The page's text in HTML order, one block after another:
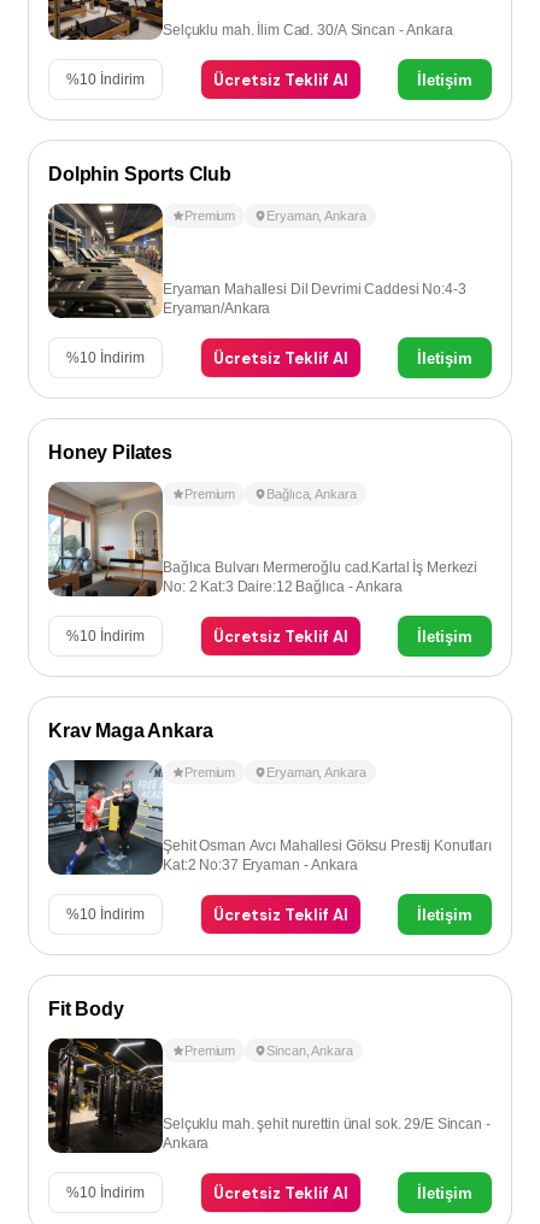
Selçuklu mah. İlim Cad. 30/A Sincan - Ankara
%10 İndirim Ücretsiz Teklif Al İletişim
Dolphin Sports Club
Premium Eryaman,Ankara
Eryaman Mahallesi Dil Devrimi Caddesi No:4-3
Eryaman/Ankara
%10 İndirim Ücretsiz Teklif Al İletişim
Honey Pilates
Premium Bağlıca,Ankara
Bağlıca Bulvarı Mermeroğlu cad.Kartal İş Merkezi
No: 2 Kat:3 Daire:12 Bağlıca - Ankara
%10 İndirim Ücretsiz Teklif Al İletişim
Krav Maga Ankara
Premium Eryaman,Ankara
Şehit Osman Avcı Mahallesi Göksu Prestij Konutları
Kat:2 No:37 Eryaman - Ankara
%10 İndirim Ücretsiz Teklif Al İletişim
Fit Body
Premium Sincan,Ankara
Selçuklu mah. şehit nurettin ünal sok. 29/E Sincan -
Ankara
%10 İndirim Ücretsiz Teklif Al İletişim